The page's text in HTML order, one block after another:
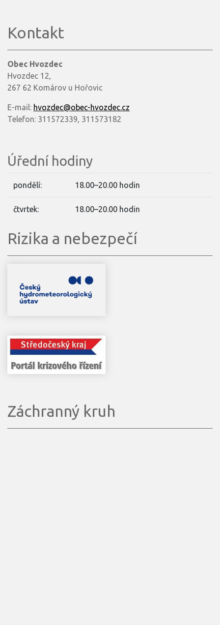
Kontakt
Obec Hvozdec
Hvozdec 12,
267 62 Komárov u Hořovic
E-mail: hvozdec@obec-hvozdec.cz
Telefon: 311572339, 311573182
Úřední hodiny
pondělí: 18.00–20.00 hodin
čtvrtek: 18.00–20.00 hodin
Rizika a nebezpečí
Záchranný kruh